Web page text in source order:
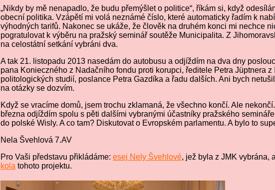
„Nikdy by mě nenapadlo, že budu přemýšlet o politice“, říkám si, když
obecní politika. Vzápětí mi volá neznámé číslo, které automaticky řadím k
výhodných tarifů. Nakonec se ukáže, že člověk na druhém konci mi nechce
pogratulovat k výběru na pražský seminář soutěže Municipalita. Z
na celostátní setkání vybráni dva.
A tak 21. listopadu 2013 nasedám do autobusu a odjíždím na dva dny
pana Konieczného z Nadačního fondu proti korupci, ředitele Petra Jüptnera z
politologických studií, poslance Petra Gazdíka a řadu dalších. Ani bych
na otázky se dozvím.
Když se vracíme domů, jsem trochu zklamaná, že všechno končí. Ale
března odjíždím spolu s pěti dalšími vybranými účastníky pražského
do polské Wisly. A co tam? Diskutovat o Evropském parlamentu. A bylo to
Nela Švehlová 7.AV
Pro Vaši představu přikládáme: esej Nely Švehlové, jež byla z JMK vybrána, a
kola tohoto projektu.